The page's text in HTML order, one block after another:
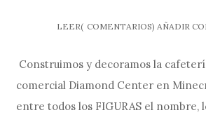
LEER( COMENTARIOS) AÑADIR
Construimos y decoramos la
comercial Diamond Center en
entre todos los FIGURAS el nombre,